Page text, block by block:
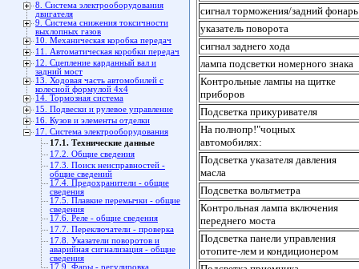
8. Система электрооборудования
двигателя
9. Система снижения токсичности
выхлопных газов
10. Механическая коробка передач
11. Автоматическая коробки передач
12. Сцепление карданный вал и
задний мост
13. Ходовая часть автомобилей с
колесной формулой 4x4
14. Тормозная система
15. Подвески и рулевое управление
16. Кузов и элементы отделки
17. Система электрооборудования
17.1. Технические данные
17.2. Общие сведения
17.3. Поиск неисправностей -
общие сведений
17.4. Предохранители - общие
сведения
17.5. Плавкие перемычки - общие
сведения
17.6. Реле - общие сведения
17.7. Переключатели - проверка
17.8. Указатели поворотов и
аварийная сигнализация - общие
сведения
17.9. Фары - регулировка
сигнал торможения/задний фонарь
указатель поворота
сигнал заднего хода
лампа подсветки номерного знака
Контрольные лампы на щитке
приборов
Подсветка прикуривателя
На полнопр!"чоцных
автомобилях:
Подсветка указателя давления
масла
Подсветка вольтметра
Контрольная лампа включения
переднего моста
Подсветка панели управления
отопите-лем и кондиционером